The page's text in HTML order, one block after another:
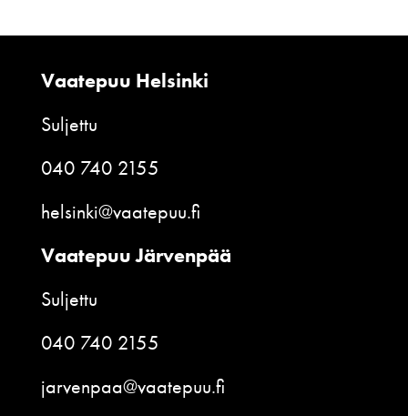
Vaatepuu Helsinki
Suljettu
040 740 2155
helsinki@vaatepuu.fi
Vaatepuu Järvenpää
Suljettu
040 740 2155
jarvenpaa@vaatepuu.fi